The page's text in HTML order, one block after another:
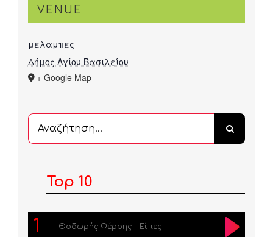
VENUE
μελαμπες
Δήμος Αγίου Βασιλείου
+ Google Map
Αναζήτηση
...
Top 10
1 Θοδωρής Φέρρης – Είπες